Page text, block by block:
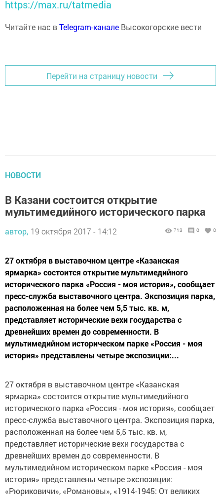
https://max.ru/tatmedia
Читайте нас вTelegram-канале Высокогорские вести
Перейти на страницу новости
НОВОСТИ
В Казани состоится открытие
мультимедийного исторического парка
автор, 19 октября 2017 - 14:12 713 0 0
27 октября в выставочном центре «Казанская
ярмарка» состоится открытие мультимедийного
исторического парка «Россия - моя история», сообщает
пресс-служба выставочного центра. Экспозиция парка,
расположенная на более чем 5,5 тыс. кв. м,
представляет исторические вехи государства с
древнейших времен до современности. В
мультимедийном историческом парке «Россия - моя
история» представлены четыре экспозиции:...
27 октября в выставочном центре «Казанская
ярмарка» состоится открытие мультимедийного
исторического парка «Россия - моя история», сообщает
пресс-служба выставочного центра. Экспозиция парка,
расположенная на более чем 5,5 тыс. кв. м,
представляет исторические вехи государства с
древнейших времен до современности. В
мультимедийном историческом парке «Россия - моя
история» представлены четыре экспозиции:
«Рюриковичи», «Романовы», «1914-1945: От великих